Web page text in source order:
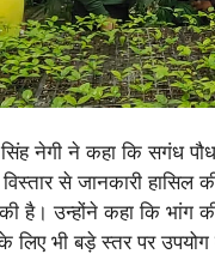
नेगी ने कहा कि सगंध
से जानकारी हासिल
है। उन्होंने कहा कि भांग
लिए भी बड़े स्तर पर